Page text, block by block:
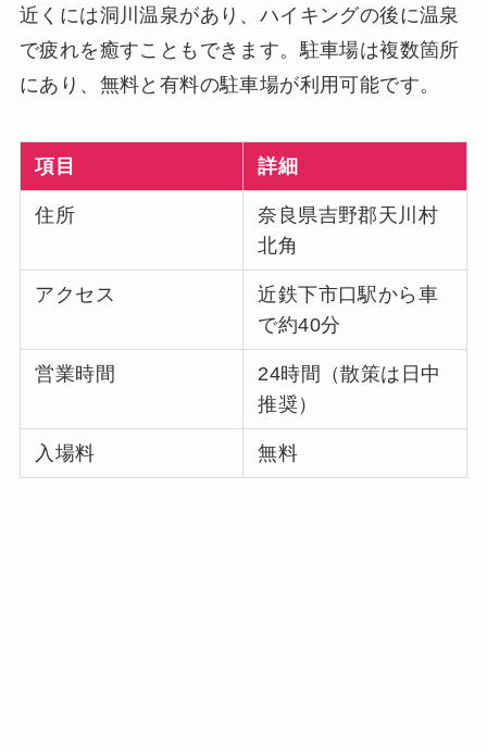
近くには洞川温泉があり、ハイキングの後に温泉
で疲れを癒すこともできます。駐車場は複数箇所
にあり、無料と有料の駐車場が利用可能です。
項目 詳細
住所
奈良県吉野郡天川村
北角
アクセス
近鉄下市口駅から車
で約40分
営業時間
24時間（散策は日中
推奨）
入場料 無料